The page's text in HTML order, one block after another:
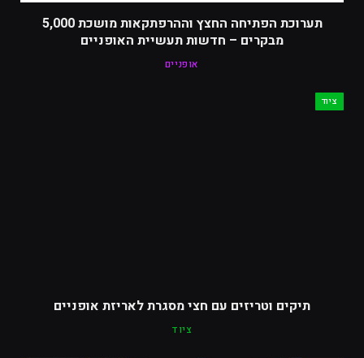
תערוכת הפתיחה החצץ וההרפתקאות מושכת 5,000
מבקרים – חדשות תעשיית האופניים
אופניים
ציוד
תיקים וטריזים עם חצי מסגרת לאריזת אופניים
ציוד